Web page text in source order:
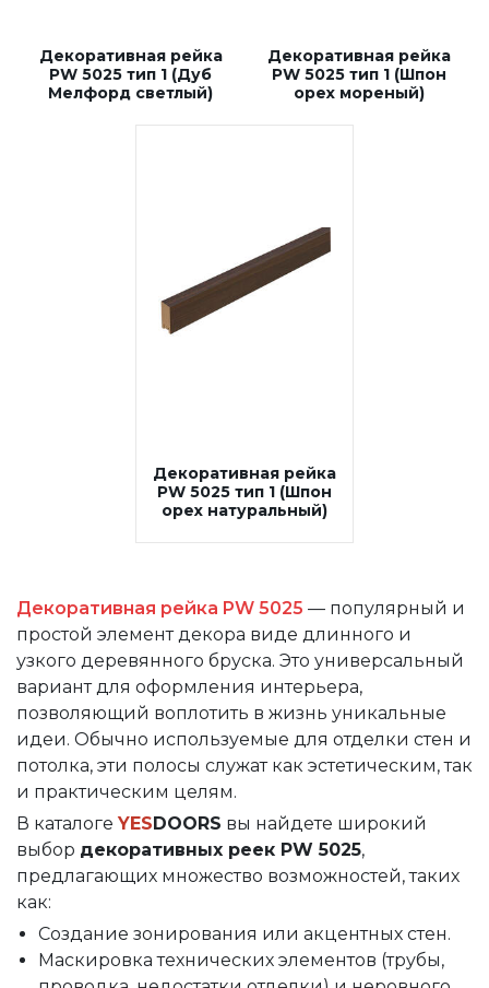
Декоративная рейка
PW 5025 тип 1 (Дуб
Мелфорд светлый)
Декоративная рейка
PW 5025 тип 1 (Шпон
орех мореный)
Декоративная рейка
PW 5025 тип 1 (Шпон
орех натуральный)
Декоративная рейка PW 5025 — популярный и
простой элемент декора виде длинного и
узкого деревянного бруска. Это универсальный
вариант для оформления интерьера,
позволяющий воплотить в жизнь уникальные
идеи. Обычно используемые для отделки стен и
потолка, эти полосы служат как эстетическим, так
и практическим целям.
В каталоге YESDOORS вы найдете широкий
выбор декоративных реек PW 5025,
предлагающих множество возможностей, таких
как:
Создание зонирования или акцентных стен.
Маскировка технических элементов (трубы,